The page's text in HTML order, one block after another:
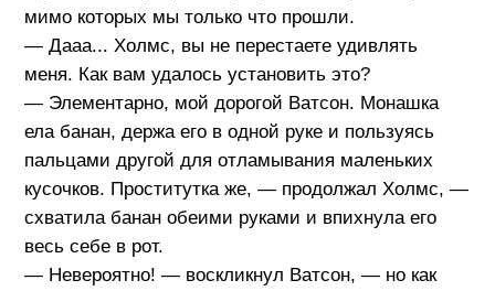
мимо которых мы только что прошли.
— Дааа... Холмс, вы не перестаете удивлять
меня. Как вам удалось установить это?
— Элементарно, мой дорогой Ватсон. Монашка
ела банан, держа его в одной руке и пользуясь
пальцами другой для отламывания маленьких
кусочков. Проститутка же, — продолжал Холмс, —
схватила банан обеими руками и впихнула его
весь себе в рот.
— Невероятно! — воскликнул Ватсон, — но как